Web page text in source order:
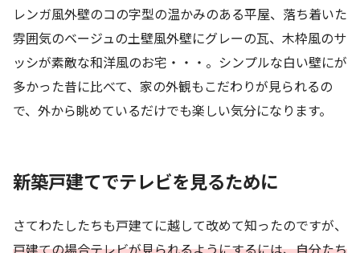
レンガ風外壁のコの字型の温かみのある平屋、落ち着いた
雰囲気のベージュの土壁風外壁にグレーの瓦、木枠風のサ
ッシが素敵な和洋風のお宅・・・。 シンプルな白い壁にが
多かった昔に比べて、家の外観もこだわりが見られるの
で、外から眺めているだけでも楽しい気分になります。
新築戸建てでテレビを見るために
さてわたしたちも戸建てに越して改めて知ったのですが、
戸建ての場合テレビが見られるようにするには、自分たち